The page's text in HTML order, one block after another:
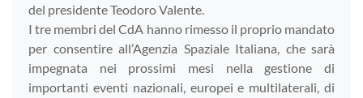
del presidente Teodoro Valente.
I tre membri del CdA hanno rimesso il proprio mandato
per consentire all’Agenzia Spaziale Italiana, che sarà
impegnata nei prossimi mesi nella gestione di
importanti eventi nazionali, europei e multilaterali, di